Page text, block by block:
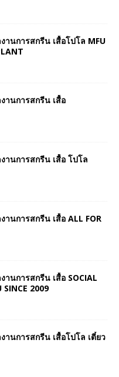
านการสกรีน เสื้อโปโล MFU
านการสกรีน เสื้อ
านการสกรีน เสื้อ โปโล
านการสกรีน เสื้อ ALL FOR
านการสกรีน เสื้อ SOCIAL
SINCE 2009
านการสกรีน เสื้อโปโล เตี๋ยว